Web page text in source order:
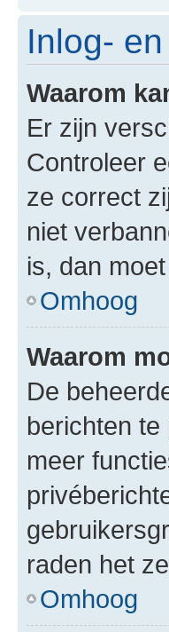
Inlog-
Waarom
Er zijn
Controleer
ze correct
niet
is, dan
Omhoog
Waarom
De
berichten
meer
raden het
Omhoog